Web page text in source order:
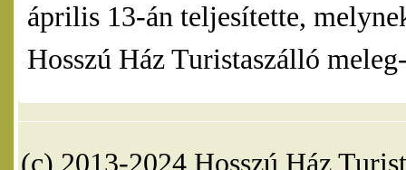
április 13-án teljesítette,
Hosszú Ház Turistaszálló
(c) 2013-2024 Hosszú Ház